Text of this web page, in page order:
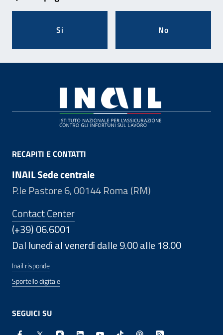
Si No
RECAPITI E CONTATTI
INAIL Sede centrale
P.le Pastore 6, 00144 Roma (RM)
Contact Center
(+39) 06.6001
Dal lunedì al venerdì dalle 9.00 alle 18.00
Inail risponde
Sportello digitale
SEGUICI SU